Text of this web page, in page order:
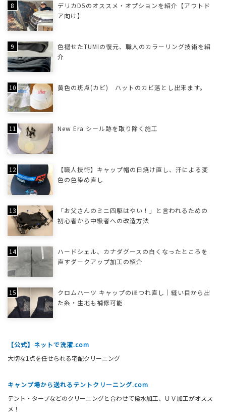
デリカD5のオススメ・オプションを紹介【アウトド
ア向け】
色褪せたTUMIの復元、職人のカラーリング技術を紹
介
黄色の斑点(カビ) ハットのカビ落とし出来ます。
New Era シール跡を取り除く施工
【職人技術】キャップ帽の日焼け直し、汗による変
色の色染め直し
「お父さんのミニ四駆はやい！」と言われるための
初心者から中級者への改造方法
ハードシェル、カナダグースの白くなったところを
直すダークアップ加工の紹介
クロムハーツ キャップのほつれ直し｜縫い目から出
た糸・生地も補修可能
【公式】ネットで洗濯.com
大切な1点を任せられる宅配クリーニング
キャンプ場から送れるテントクリーニング.com
テント・タープなどのクリーニングと合わせて撥水加工、ＵＶ加工がオスス
メ！